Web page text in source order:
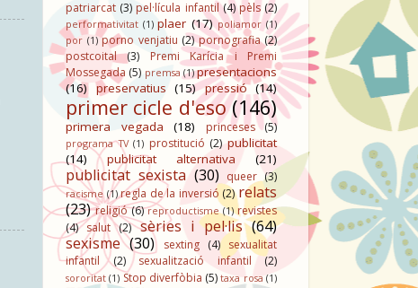
patriarcat (3) pel·lícula infantil (4) pèls (2)
performativitat (1) plaer (17) poliamor (1)
por (1) porno venjatiu (2) pornografia (2)
postcoital
(3)
Premi Karícia i Premi
Mossegada (5) premsa (1) presentacions
(16) preservatius (15) pressió (14)
primer cicle d'eso (146)
primera vegada (18) princeses (5)
programa TV (1) prostitució (2) publicitat
(14)
publicitat alternativa (21)
publicitat sexista (30) queer (3)
racisme (1) regla de la inversió (2) relats
(23) religió (6) reproductisme (1) revistes
(4) salut (2) sèries i pel·lis (64)
sexisme (30) sexting (4) sexualitat
infantil
(2) sexualització infantil (2)
sororitat (1) Stop diverfòbia (5) taxa rosa (1)